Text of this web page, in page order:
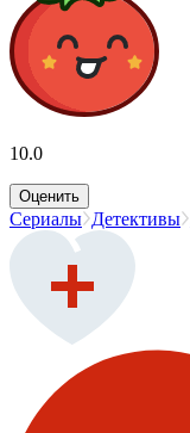
10.0
Оценить
Сериалы Детективы